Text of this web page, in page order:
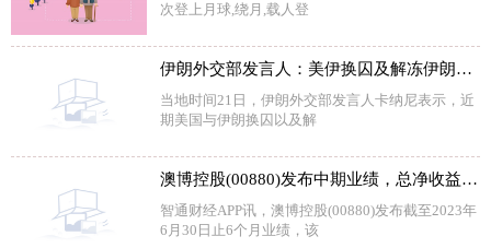
次登上月球,绕月,载人登
伊朗外交部发言人：美伊换囚及解冻伊朗海外资产相关协议执行期最多为两个月
当地时间21日，伊朗外交部发言人卡纳尼表示，近
期美国与伊朗换囚以及解
澳博控股(00880)发布中期业绩，总净收益93.62亿港元 同比增加126.7%
智通财经APP讯，澳博控股(00880)发布截至2023年
6月30日止6个月业绩，该